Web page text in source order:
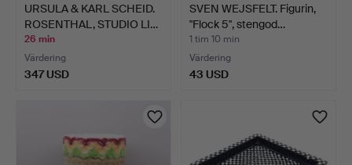
URSULA & KARL SCHEID.
ROSENTHAL, STUDIO LI…
26 min
Värdering
347 USD
SVEN WEJSFELT. Figurin,
"Flock 5", stengod…
1 tim 10 min
Värdering
43 USD